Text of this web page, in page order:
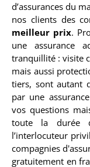
d’assurances du
nos clients des
meilleur prix.
une assurance
tranquillité : visite
mais aussi
tiers, sont autant
par une
vos questions
toute la durée
l’interlocuteur
compagnies
gratuitement en